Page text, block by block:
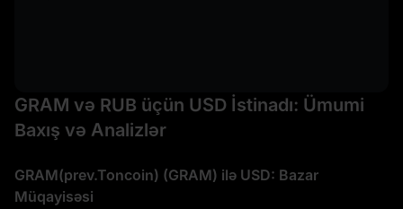
GRAM və RUB üçün USD İstinadı: Ümumi
Baxış və Analizlər
GRAM(prev.Toncoin) (GRAM) ilə USD: Bazar
Müqayisəsi